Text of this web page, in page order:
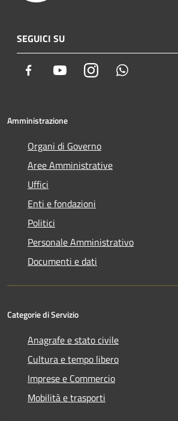
SEGUICI SU
Facebook YoutubeInstagram
Amministrazione
Organi di Governo
Aree Amministrative
Uffici
Enti e fondazioni
Politici
Personale Amministrativo
Documenti e dati
Categorie di Servizio
Anagrafe e stato civile
Cultura e tempo libero
Imprese e Commercio
Mobilità e trasporti